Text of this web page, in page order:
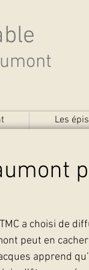
Les
a choisi de
peut en
apprend